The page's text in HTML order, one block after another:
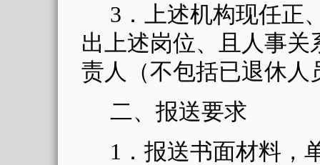
3 ．上述机构现任正
出上述岗位、且人事
责人（不包括已退休人
二、报送要求
1 ．报送书面材料，